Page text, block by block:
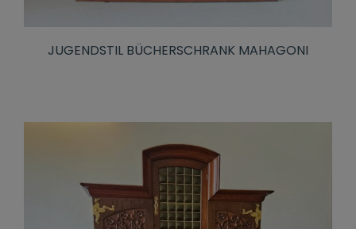
JUGENDSTIL BÜCHERSCHRANK MAHAGONI